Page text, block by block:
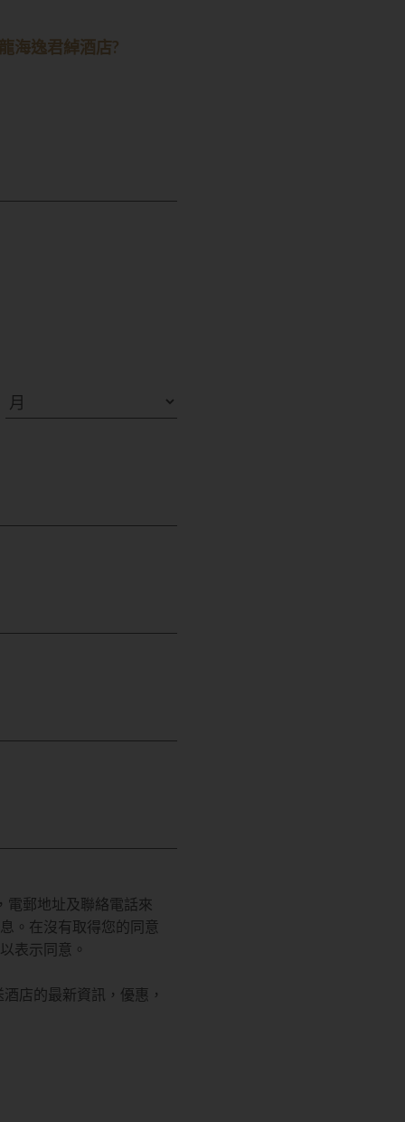
海逸君綽酒店?
電郵地址及聯絡電話來
。在沒有取得您的同意
表示同意。
店的最新資訊，優惠，